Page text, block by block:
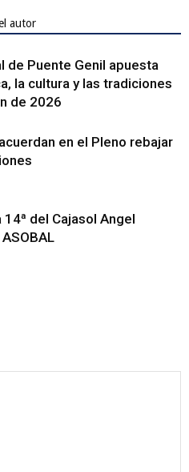
autor
de Puente Genil apuesta
la cultura y las tradiciones
de 2026
en el Pleno rebajar
14ª del Cajasol Angel